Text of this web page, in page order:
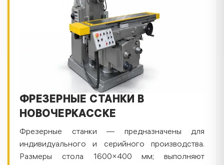
ФРЕЗЕРНЫЕ СТАНКИ В
НОВОЧЕРКАССКЕ
Фрезерные станки — предназначены для
индивидуального и серийного производства.
Размеры стола 1600×400 мм; выполняют